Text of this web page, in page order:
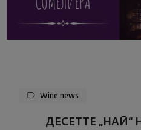
Wine news
ДЕСЕТТЕ